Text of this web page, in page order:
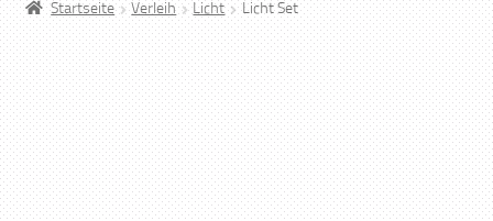
Startseite Verleih Licht Licht Set